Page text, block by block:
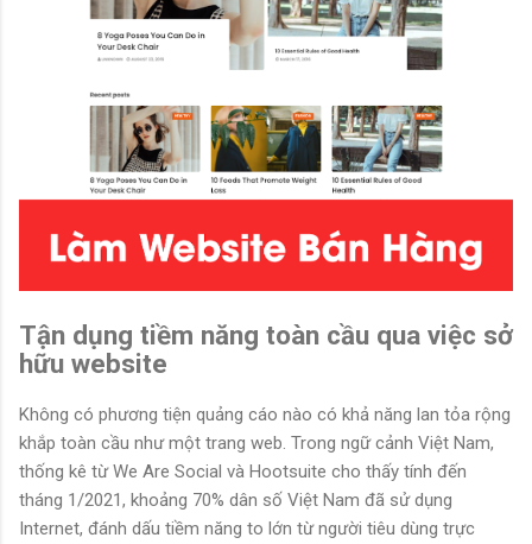
Tận dụng tiềm năng toàn cầu qua việc sở
hữu website
Không có phương tiện quảng cáo nào có khả năng lan tỏa rộng
khắp toàn cầu như một trang web. Trong ngữ cảnh Việt Nam,
thống kê từ We Are Social và Hootsuite cho thấy tính đến
tháng 1/2021, khoảng 70% dân số Việt Nam đã sử dụng
Internet, đánh dấu tiềm năng to lớn từ người tiêu dùng trực